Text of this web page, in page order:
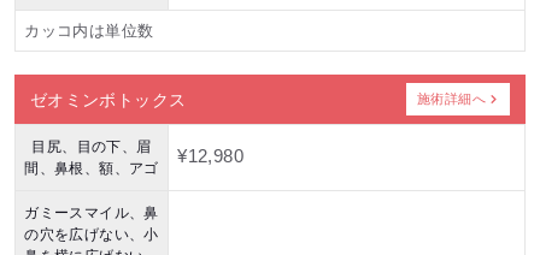
カッコ内は単位数
ゼオミンボトックス 施術詳細へ
目尻、目の下、眉
間、鼻根、額、アゴ
¥12,980
ガミースマイル、鼻
の穴を広げない、小